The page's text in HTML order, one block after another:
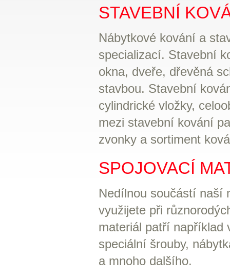
STAVEBNÍ
Nábytkové kování a
specializací. Stavební
okna, dveře, dřevěná
stavbou. Stavební
cylindrické vložky,
mezi stavební kování
zvonky a sortiment
SPOJOVACÍ
Nedílnou součástí naší
využijete při
materiál patří například
speciální šrouby,
a mnoho dalšího.